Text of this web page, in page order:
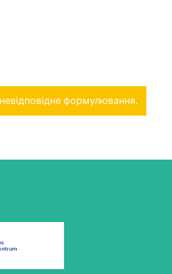
формулювання.